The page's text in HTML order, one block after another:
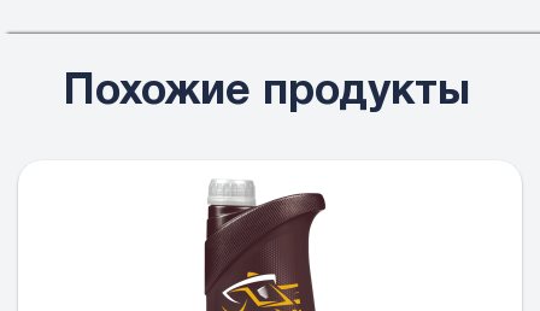
Похожие продукты